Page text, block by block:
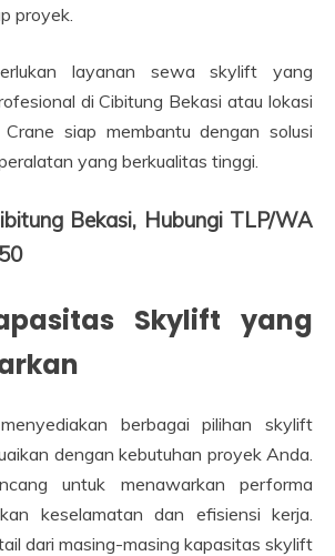
proyek.
layanan sewa skylift yang
di Cibitung Bekasi atau lokasi
siap membantu dengan solusi
yang berkualitas tinggi.
Bekasi, Hubungi TLP/WA
Skylift yang
berbagai pilihan skylift
dengan kebutuhan proyek Anda.
untuk menawarkan performa
keselamatan dan efisiensi kerja.
dari masing-masing kapasitas skylift